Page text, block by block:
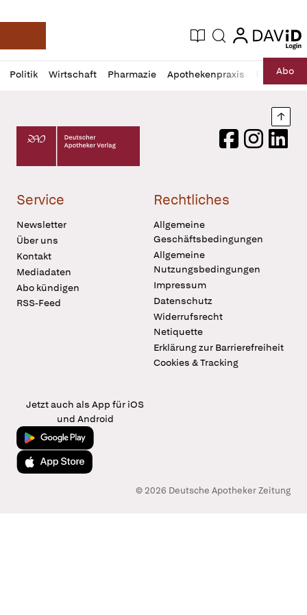
Deutsche Apotheker Zeitung
Aktuelle Ausgabe
Suche login
login
Politik Wirtschaft Pharmazie Apothekenpraxis RechtAbo
Profil
öffnen
Daz
Pur
Deutscher Apotheker Verlag Logo
FacebookInstagram
Service
Newsletter
Über uns
Kontakt
Mediadaten
Abo kündigen
RSS-Feed
Rechtliches
Allgemeine
Geschäftsbedingungen
Allgemeine
Nutzungsbedingungen
Impressum
Datenschutz
Widerrufsrecht
Netiquette
Erklärung zur Barrierefreiheit
Cookies & Tracking
Jetzt auch als App für iOS
und Android
Jetzt bei Google Play
Laden im App Store
© 2026 Deutsche Apotheker Zeitung